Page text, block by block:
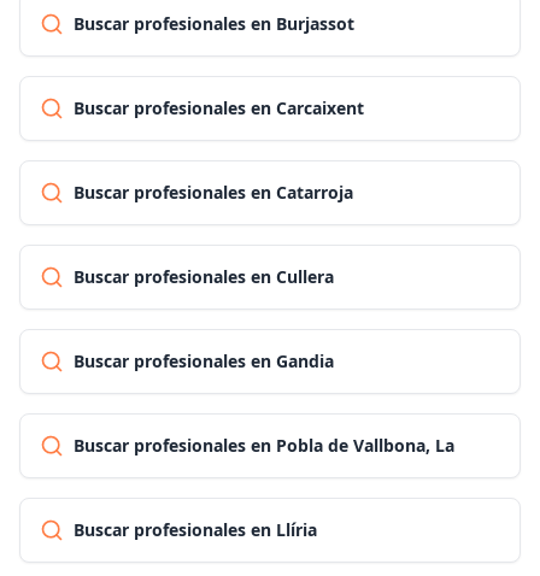
Buscar profesionales en Burjassot
Buscar profesionales en Carcaixent
Buscar profesionales en Catarroja
Buscar profesionales en Cullera
Buscar profesionales en Gandia
Buscar profesionales en Pobla de Vallbona, La
Buscar profesionales en Llíria